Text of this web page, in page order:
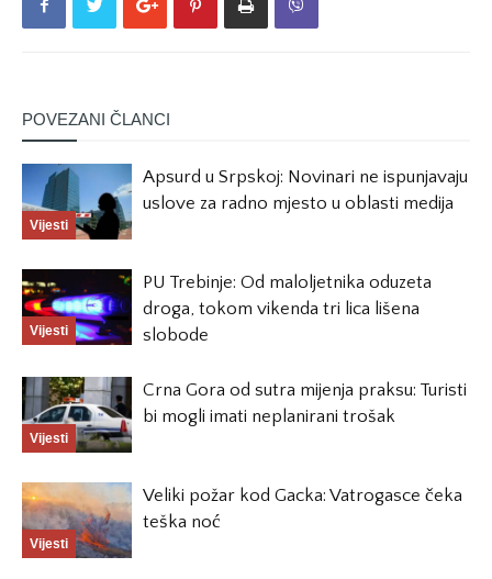
POVEZANI ČLANCI
Vijesti
Apsurd u Srpskoj: Novinari ne ispunjavaju
uslove za radno mjesto u oblasti medija
Vijesti
PU Trebinje: Od maloljetnika oduzeta
droga, tokom vikenda tri lica lišena
slobode
Vijesti
Crna Gora od sutra mijenja praksu: Turisti
bi mogli imati neplanirani trošak
Vijesti
Veliki požar kod Gacka: Vatrogasce čeka
teška noć